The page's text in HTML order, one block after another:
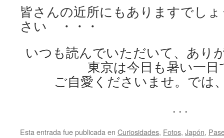
皆さんの近所にもありますで
さい ・・・
いつも読んでいただいて、あり
東京は今日も暑い一
ご自愛くださいませ。で
. . .
Esta entrada fue publicada en Curiosidades, Fotos, Japón,